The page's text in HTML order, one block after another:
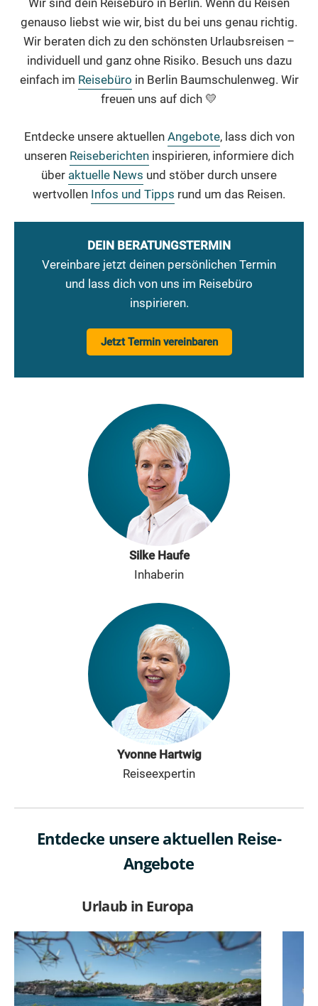
Wir sind dein Reisebüro in Berlin. Wenn du Reisen
genauso liebst wie wir, bist du bei uns genau richtig.
Wir beraten dich zu den schönsten Urlaubsreisen –
individuell und ganz ohne Risiko. Besuch uns dazu
einfach im Reisebüro in Berlin Baumschulenweg. Wir
freuen uns auf dich 💛
Entdecke unsere aktuellen Angebote, lass dich von
unseren Reiseberichten inspirieren, informiere dich
über aktuelle News und stöber durch unsere
wertvollen Infos und Tipps rund um das Reisen.
DEIN BERATUNGSTERMIN
Vereinbare jetzt deinen persönlichen Termin
und lass dich von uns im Reisebüro
inspirieren.
Jetzt Termin vereinbaren
Silke Haufe
Inhaberin
Yvonne Hartwig
Reiseexpertin
Entdecke unsere aktuellen Reise-
Angebote
Urlaub in Europa